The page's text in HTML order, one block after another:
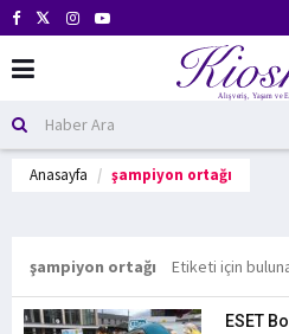
Anasayfa şampiyon ortağı
şampiyon ortağı Etiketi için
ESET